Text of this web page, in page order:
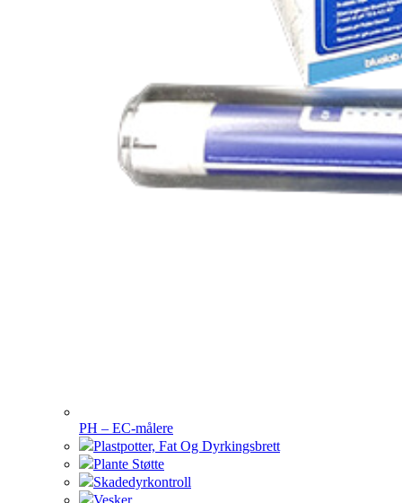
PH – EC-målere
Plastpotter, Fat Og Dyrkingsbrett
Plante Støtte
Skadedyrkontroll